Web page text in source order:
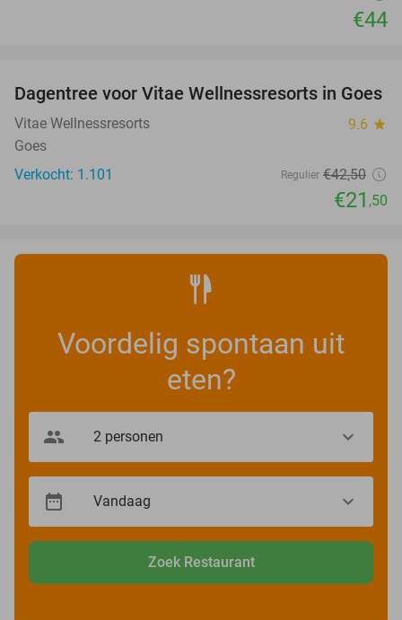
€44
49%
Dagentree voor Vitae Wellnessresorts in Goes
Vitae Wellnessresorts 9.6 star
Goes
Verkocht: 1.101
Regulier €42,50
€21 ,50
Voordelig spontaan uit
eten?
Zoek Restaurant